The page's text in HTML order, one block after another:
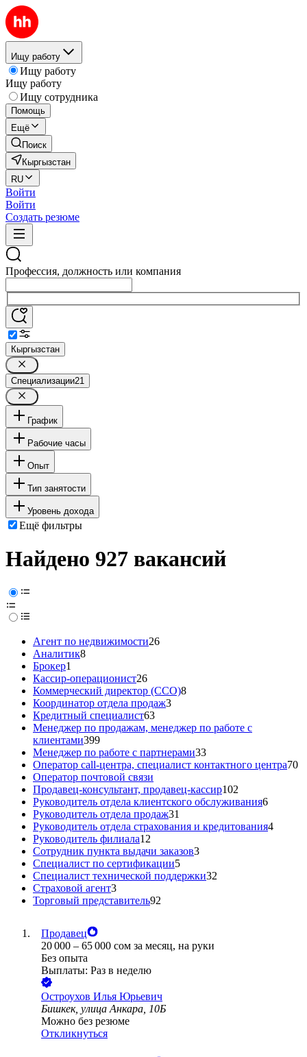
Ищу работу
Ищу работу
Ищу работу
Ищу сотрудника
Помощь
Ещё
Поиск
Кыргызстан
RU
Войти
Войти
Создать резюме
Профессия, должность или компания
Кыргызстан
Специализации21
График
Рабочие часы
Опыт
Тип занятости
Уровень дохода
Ещё фильтры
Найдено 927 вакансий
Агент по недвижимости26
Аналитик8
Брокер1
Кассир-операционист26
Коммерческий директор (CCO)8
Координатор отдела продаж3
Кредитный специалист63
Менеджер по продажам, менеджер по работе с
клиентами399
Менеджер по работе с партнерами33
Оператор call-центра, специалист контактного центра70
Оператор почтовой связи
Продавец-консультант, продавец-кассир102
Руководитель отдела клиентского обслуживания6
Руководитель отдела продаж31
Руководитель отдела страхования и кредитования4
Руководитель филиала12
Сотрудник пункта выдачи заказов3
Специалист по сертификации5
Специалист технической поддержки32
Страховой агент3
Торговый представитель92
Продавец
20 000 – 65 000 сом за месяц, на руки
Без опыта
Выплаты: Раз в неделю
Остроухов Илья Юрьевич
Бишкек, улица Анкара, 10Б
Можно без резюме
Откликнуться